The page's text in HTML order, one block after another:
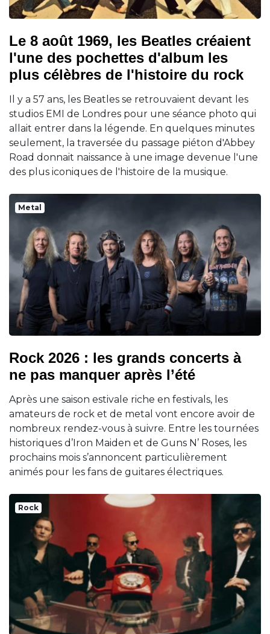
Le 8 août 1969, les Beatles créaient
l'une des pochettes d'album les
plus célèbres de l'histoire du rock
Il y a 57 ans, les Beatles se retrouvaient devant les
studios EMI de Londres pour une séance photo qui
allait entrer dans la légende. En quelques minutes
seulement, la traversée du passage piéton d'Abbey
Road donnait naissance à une image devenue l'une
des plus iconiques de l'histoire de la musique.
Metal
Rock 2026 : les grands concerts à
ne pas manquer après l’été
Après une saison estivale riche en festivals, les
amateurs de rock et de metal vont encore avoir de
nombreux rendez-vous à suivre. Entre les tournées
historiques d’Iron Maiden et de Guns N’ Roses, les
prochains mois s’annoncent particulièrement
animés pour les fans de guitares électriques.
Rock